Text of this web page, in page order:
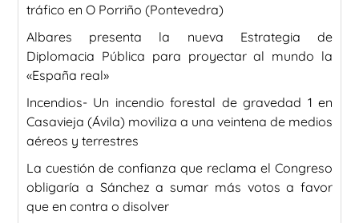
tráfico en O Porriño (Pontevedra)
Albares presenta la nueva Estrategia de
Diplomacia Pública para proyectar al mundo la
«España real»
Incendios- Un incendio forestal de gravedad 1 en
Casavieja (Ávila) moviliza a una veintena de medios
aéreos y terrestres
La cuestión de confianza que reclama el Congreso
obligaría a Sánchez a sumar más votos a favor
que en contra o disolver